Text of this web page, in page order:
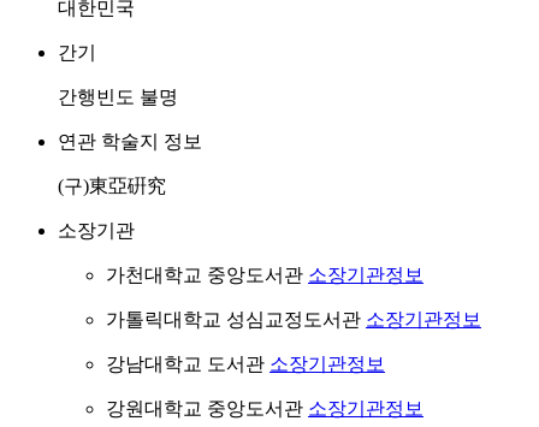
대한민국
간기
간행빈도 불명
연관 학술지 정보
(구)東亞硏究
소장기관
가천대학교 중앙도서관 소장기관정보
가톨릭대학교 성심교정도서관 소장기관정보
강남대학교 도서관 소장기관정보
강원대학교 중앙도서관 소장기관정보